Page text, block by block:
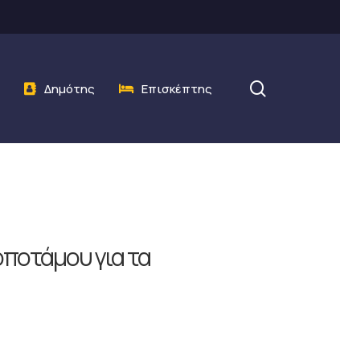
Δημότης Επισκέπτης
για τα